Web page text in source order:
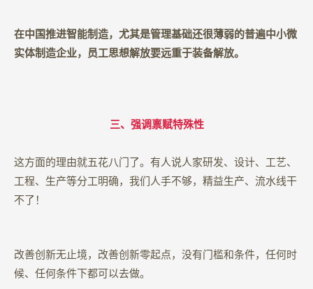
在中国推进智能制造，尤其是管理基础还很薄弱的普遍中小微
实体制造企业，员工思想解放要远重于装备解放。
三、强调禀赋特殊性
这方面的理由就五花八门了。有人说人家研发、设计、工艺、
工程、生产等分工明确，我们人手不够，精益生产、流水线干
不了！
改善创新无止境，改善创新零起点，没有门槛和条件，任何时
候、任何条件下都可以去做。